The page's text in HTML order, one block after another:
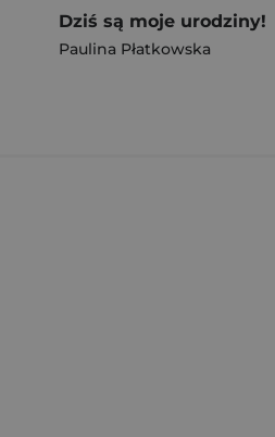
Dziś są moje urodziny!
Paulina Płatkowska